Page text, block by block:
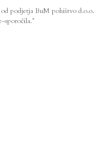
od podjetja BuM pohištvo d.o.o.
sporočila.*